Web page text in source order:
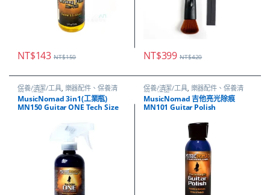
NT$143 NT$150 NT$399 NT$420
保養/清潔/工具, 樂器配件、保養清
潔、調音
MusicNomad 3in1(工業瓶)
MN150 Guitar ONE Tech Size
保養/清潔/工具, 樂器配件、保養清
潔、調音
MusicNomad 吉他亮光除痕
MN101 Guitar Polish